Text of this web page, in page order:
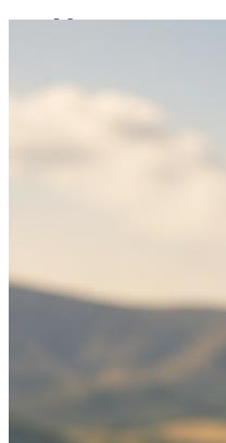
Меню